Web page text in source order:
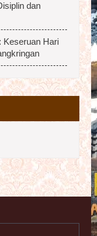
dan
Keseruan Hari